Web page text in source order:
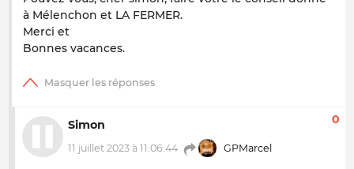
à Mélenchon et LA FERMER.
Merci et
Bonnes vacances.
Simon
11 juillet 2023 à 11:06:44 GPMarcel
0